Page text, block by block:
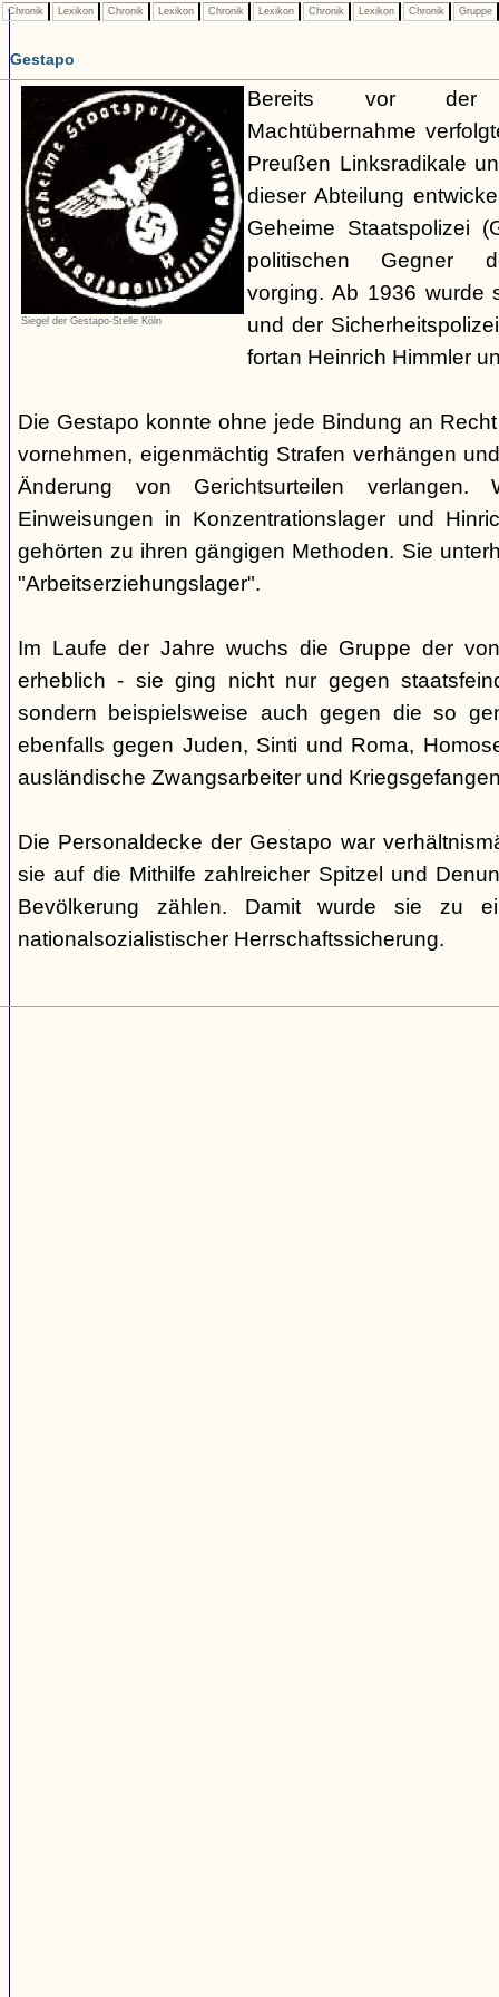
Chronik Lexikon Chronik Lexikon Chronik Lexikon Chronik Lexikon Chronik Gruppe
Gestapo
Siegel der Gestapo-Stelle Köln
Bereits vor der
Machtübernahme
Preußen Linksradikale
dieser Abteilung
Geheime Staatspolizei
politischen Gegner
vorging. Ab 1936 wurde
und der
fortan Heinrich Himmler
Die Gestapo konnte ohne jede Bindung an
vornehmen, eigenmächtig Strafen verhängen
Änderung von Gerichtsurteilen verlangen.
Einweisungen in Konzentrationslager und
gehörten zu ihren gängigen Methoden. Sie
"Arbeitserziehungslager".
Im Laufe der Jahre wuchs die Gruppe der
erheblich - sie ging nicht nur gegen
sondern beispielsweise auch gegen die so
ebenfalls gegen Juden, Sinti und Roma,
ausländische Zwangsarbeiter und
Die Personaldecke der Gestapo war
sie auf die Mithilfe zahlreicher Spitzel und
Bevölkerung zählen. Damit wurde sie zu
nationalsozialistischer Herrschaftssicherung.